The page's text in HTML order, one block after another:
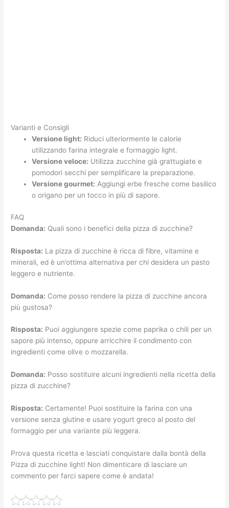
Varianti e Consigli
Versione light: Riduci ulteriormente le calorie
utilizzando farina integrale e formaggio light.
Versione veloce: Utilizza zucchine già grattugiate e
pomodori secchi per semplificare la preparazione.
Versione gourmet: Aggiungi erbe fresche come basilico
o origano per un tocco in più di sapore.
FAQ
Domanda: Quali sono i benefici della pizza di zucchine?
Risposta: La pizza di zucchine è ricca di fibre, vitamine e
minerali, ed è un’ottima alternativa per chi desidera un pasto
leggero e nutriente.
Domanda: Come posso rendere la pizza di zucchine ancora
più gustosa?
Risposta: Puoi aggiungere spezie come paprika o chili per un
sapore più intenso, oppure arricchire il condimento con
ingredienti come olive o mozzarella.
Domanda: Posso sostituire alcuni ingredienti nella ricetta della
pizza di zucchine?
Risposta: Certamente! Puoi sostituire la farina con una
versione senza glutine e usare yogurt greco al posto del
formaggio per una variante più leggera.
Prova questa ricetta e lasciati conquistare dalla bontà della
Pizza di zucchine light! Non dimenticare di lasciare un
commento per farci sapere come è andata!